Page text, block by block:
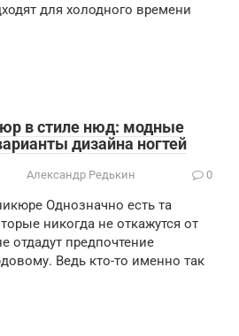
для холодного времени
в стиле нюд: модные
дизайна ногтей
Александр Редькин 0
Однозначно есть та
никогда не откажутся от
отдадут предпочтение
Ведь кто-то именно так